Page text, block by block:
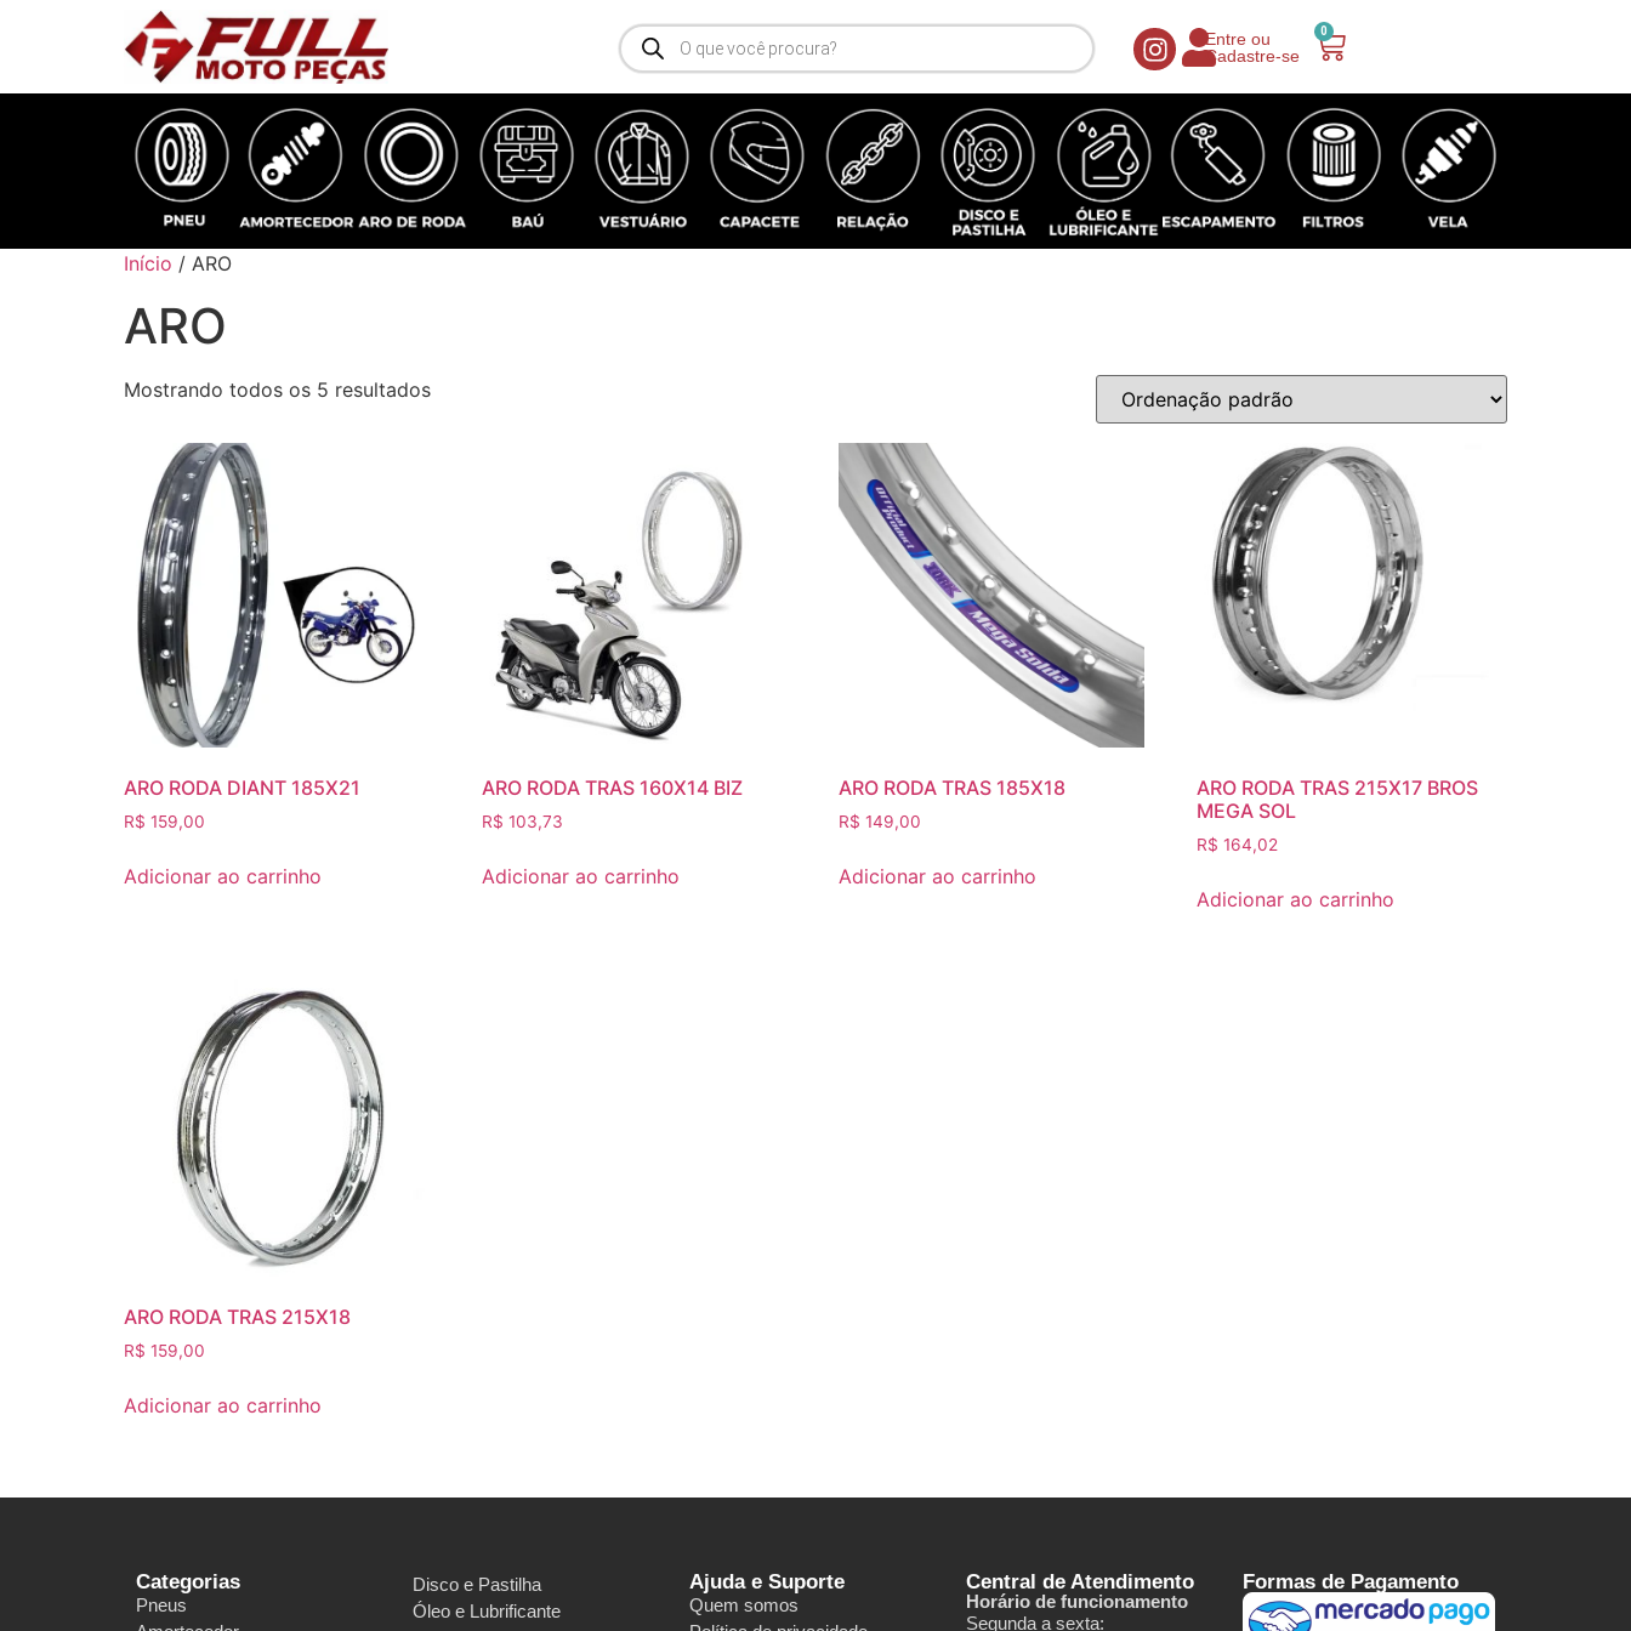
Entre ou
Cadastre-se
0
Início / ARO
ARO
Mostrando todos os 5 resultados
ARO RODA DIANT 185X21
R$ 159,00
Adicionar ao carrinho
ARO RODA TRAS 160X14 BIZ
R$ 103,73
Adicionar ao carrinho
ARO RODA TRAS 185X18
R$ 149,00
Adicionar ao carrinho
ARO RODA TRAS 215X17 BROS
MEGA SOL
R$ 164,02
Adicionar ao carrinho
ARO RODA TRAS 215X18
R$ 159,00
Adicionar ao carrinho
Categorias
Pneus
Disco e Pastilha
Óleo e Lubrificante
Ajuda e Suporte
Quem somos
Central de Atendimento
Horário de funcionamento
Segunda a sexta:
Formas de Pagamento